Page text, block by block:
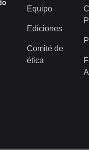
Equipo
Ediciones
Comité de
ética